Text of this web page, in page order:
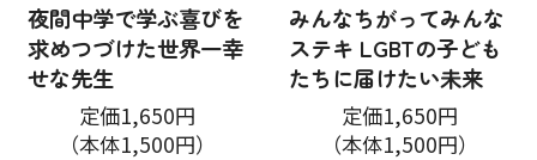
夜間中学で学ぶ喜びを
求めつづけた世界一幸
せな先生
定価1,650円
（本体1,500円）
みんなちがってみんな
ステキ LGBTの子ども
たちに届けたい未来
定価1,650円
（本体1,500円）